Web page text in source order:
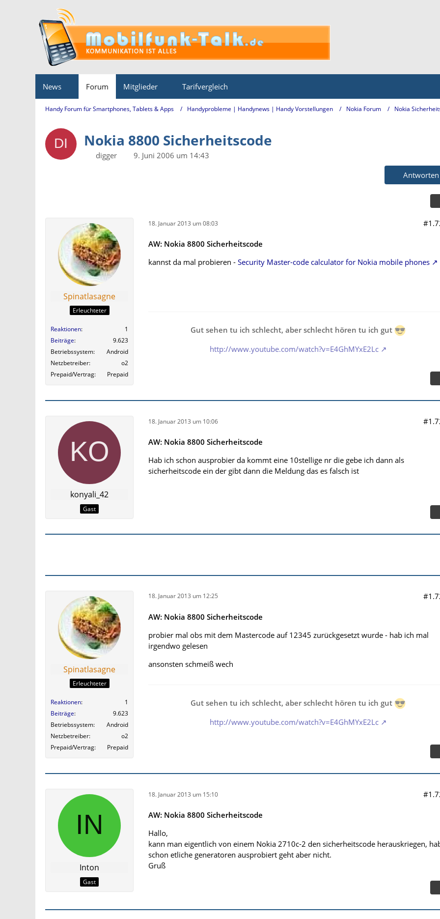
News Forum Mitglieder Tarifvergleich
Handy Forum für Smartphones, Tablets & Apps Handyprobleme | Handynews | Handy Vorstellungen Nokia Forum Nokia
Nokia 8800 Sicherheitscode
digger
9. Juni 2006 um 14:43
Antworten
Spinatlasagne
Erleuchteter
Reaktionen
1
Beiträge
9.623
Betriebssystem
Android
Netzbetreiber
o2
Prepaid/Vertrag
Prepaid
18. Januar 2013 um 08:03
AW: Nokia 8800 Sicherheitscode
kannst da mal probieren - Security Master-code calculator for Nokia mobile phones
Gut sehen tu ich schlecht, aber schlecht hören tu ich gut
http://www.youtube.com/watch?v=E4GhMYxE2Lc
konyali_42
Gast
18. Januar 2013 um 10:06
AW: Nokia 8800 Sicherheitscode
Hab ich schon ausprobier da kommt eine 10stellige nr die gebe ich dann als
sicherheitscode ein der gibt dann die Meldung das es falsch ist
Spinatlasagne
Erleuchteter
Reaktionen
1
Beiträge
9.623
Betriebssystem
Android
Netzbetreiber
o2
Prepaid/Vertrag
Prepaid
18. Januar 2013 um 12:25
AW: Nokia 8800 Sicherheitscode
probier mal obs mit dem Mastercode auf 12345 zurückgesetzt wurde - hab ich mal
irgendwo gelesen
ansonsten schmeiß wech
Gut sehen tu ich schlecht, aber schlecht hören tu ich gut
http://www.youtube.com/watch?v=E4GhMYxE2Lc
Inton
Gast
18. Januar 2013 um 15:10
AW: Nokia 8800 Sicherheitscode
Hallo,
kann man eigentlich von einem Nokia 2710c-2 den sicherheitscode herauskriegen,
schon etliche generatoren ausprobiert geht aber nicht.
Gruß